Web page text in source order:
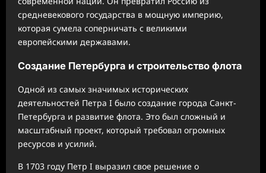
средневекового государства в мощную империю,
которая сумела соперничать с великими
европейскими державами.
Создание Петербурга и строительство флота
Одной из самых значимых исторических
деятельностей Петра I было создание города Санкт-
Петербурга и развитие флота. Это был сложный и
масштабный проект, который требовал огромных
ресурсов и усилий.
В 1703 году Петр I выразил свое решение о